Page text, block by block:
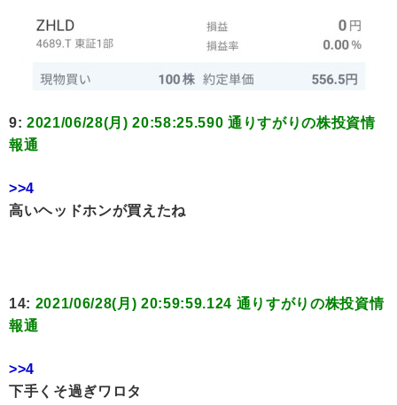
9: 2021/06/28(月) 20:58:25.590 通りすがりの株投資情
報通
>>4
高いヘッドホンが買えたね
14: 2021/06/28(月) 20:59:59.124 通りすがりの株投資情
報通
>>4
下手くそ過ぎワロタ